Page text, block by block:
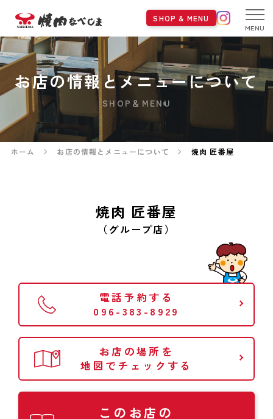
SHOP & MENU
MENU
お店の情報とメニューについて
SHOP＆MENU
ホーム お店の情報とメニューについて 焼肉 匠番屋
焼肉 匠番屋
（グループ店）
電話予約する
096-383-8929
お店の場所を
地図でチェックする
このお店の